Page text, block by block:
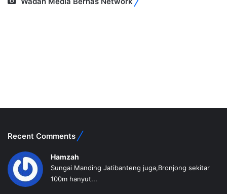
Recent Comments
Hamzah
Sungai Manding Jatibanteng juga,Bronjong sekitar
100m hanyut...